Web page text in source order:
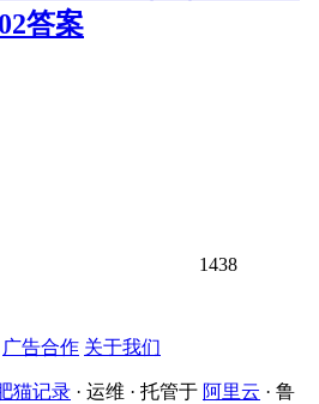
答案
1438
广告合作 关于我们
猫记录 · 运维 · 托管于 阿里云 · 鲁